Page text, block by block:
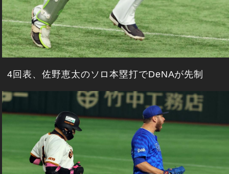
4回表、佐野恵太のソロ本塁打でDeNAが先制